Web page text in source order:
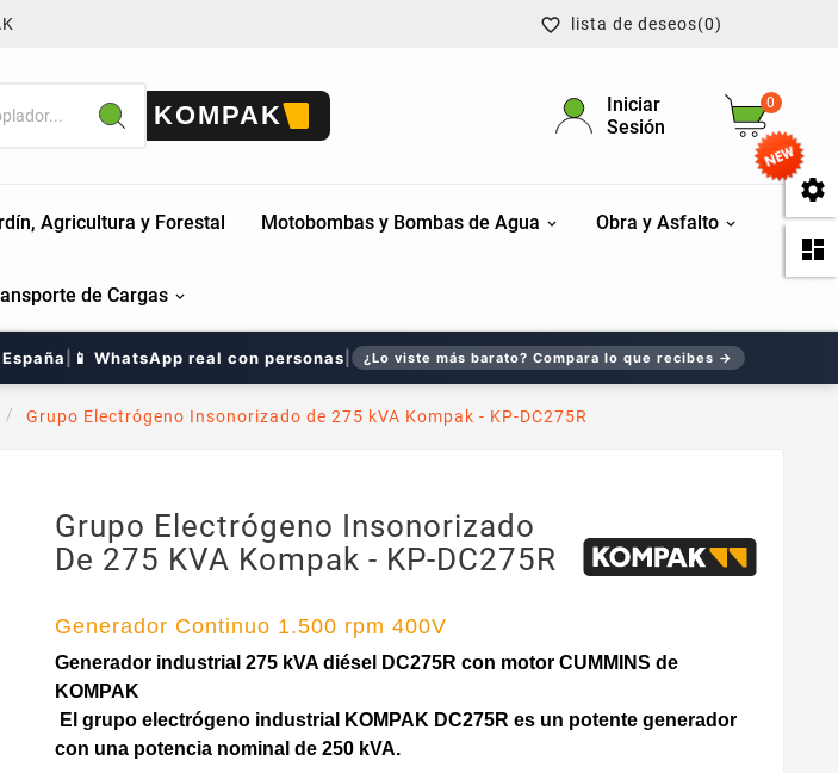


 lista de deseos(0)
KOMPAK
Iniciar
Sesión
0
Agricultura y Forestal Motobombas y Bombas de Agua Obra y Asfalto
de Cargas
📱 WhatsApp real con personas ¿Lo viste más barato? Compara lo que recibes →
Grupo Electrógeno Insonorizado de 275 kVA Kompak - KP-DC275R
Grupo Electrógeno Insonorizado
De 275 KVA Kompak - KP-DC275R
Generador Continuo 1.500 rpm 400V
Generador industrial 275 kVA diésel DC275R con motor CUMMINS de
KOMPAK
El grupo electrógeno industrial KOMPAK DC275R es un potente generador
con una potencia nominal de 250 kVA.